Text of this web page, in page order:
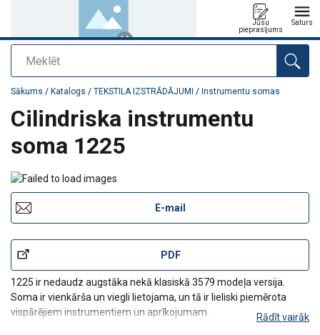
Meklēt
Jūsu
pieprasījums
Saturs
Pievienots jūsu pasūtījumam
Sākums / Katalogs / TEKSTILA IZSTRĀDĀJUMI / Instrumentu somas
Cilindriska instrumentu
soma 1225
E-mail
PDF
1225 ir nedaudz augstāka nekā klasiskā 3579 modeļa versija.
Soma ir vienkārša un viegli lietojama, un tā ir lieliski piemērota
vispārējiem instrumentiem un aprīkojumam.
Rādīt vairāk